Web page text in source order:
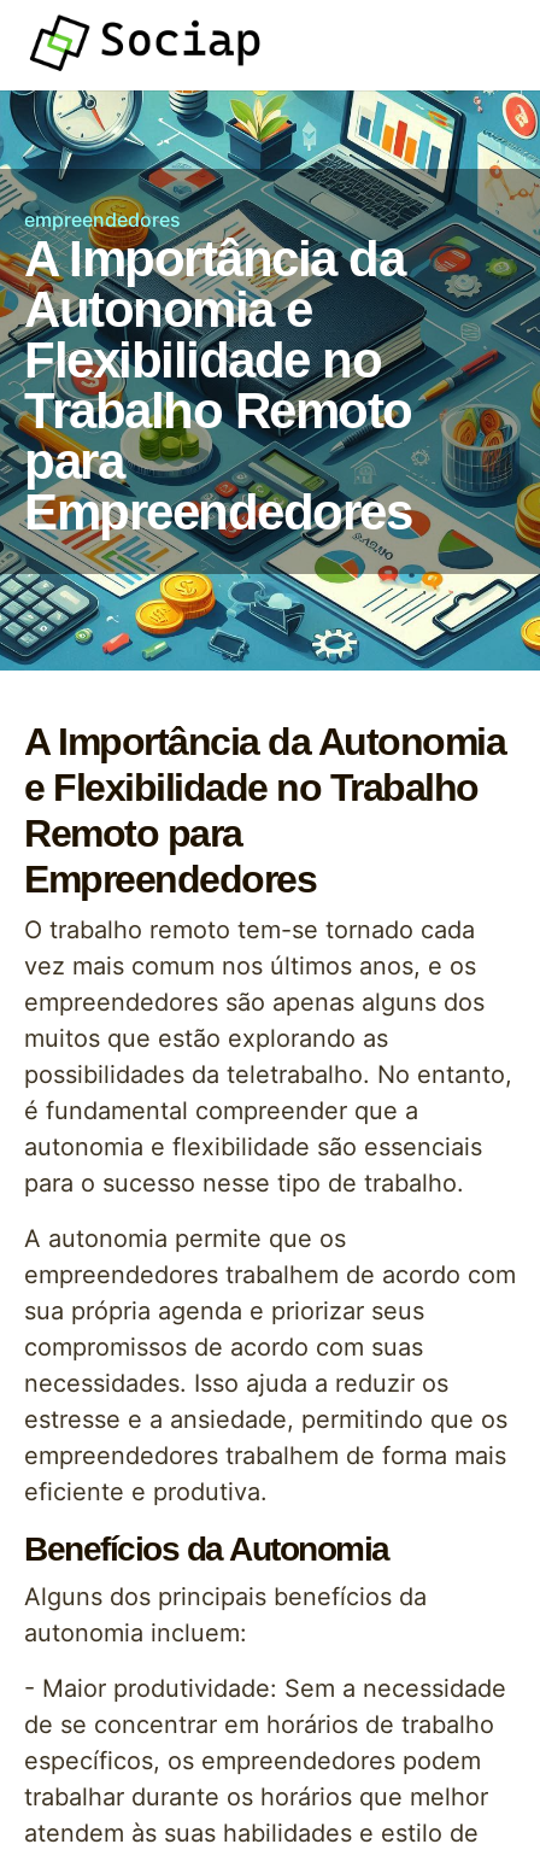
empreendedores
A Importância da
Autonomia e
Flexibilidade no
Trabalho Remoto
para
Empreendedores
A Importância da Autonomia
e Flexibilidade no Trabalho
Remoto para
Empreendedores
O trabalho remoto tem-se tornado cada
vez mais comum nos últimos anos, e os
empreendedores são apenas alguns dos
muitos que estão explorando as
possibilidades da teletrabalho. No entanto,
é fundamental compreender que a
autonomia e flexibilidade são essenciais
para o sucesso nesse tipo de trabalho.
A autonomia permite que os
empreendedores trabalhem de acordo com
sua própria agenda e priorizar seus
compromissos de acordo com suas
necessidades. Isso ajuda a reduzir os
estresse e a ansiedade, permitindo que os
empreendedores trabalhem de forma mais
eficiente e produtiva.
Benefícios da Autonomia
Alguns dos principais benefícios da
autonomia incluem:
- Maior produtividade: Sem a necessidade
de se concentrar em horários de trabalho
específicos, os empreendedores podem
trabalhar durante os horários que melhor
atendem às suas habilidades e estilo de